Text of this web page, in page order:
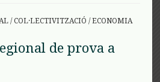
/COL·LECTIVITZACIÓ /ECONOMIA
de prova a